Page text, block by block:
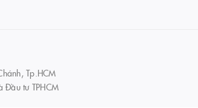
Tp.HCM
tư TPHCM